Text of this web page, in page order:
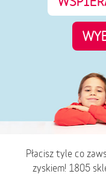
Płacisz tyle co
zyskiem! 1805